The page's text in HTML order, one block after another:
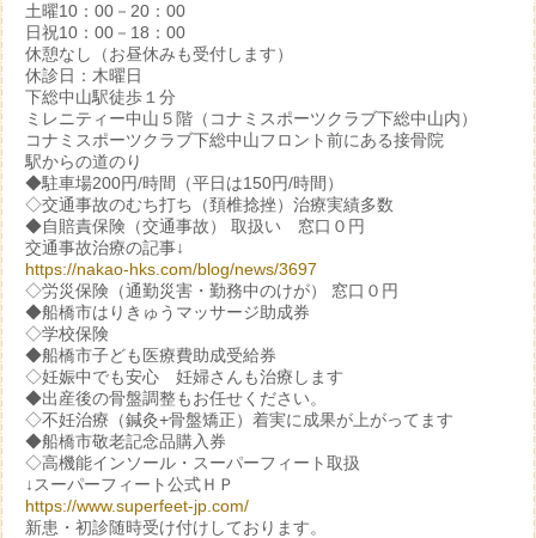
土曜10：00－20：00
日祝10：00－18：00
休憩なし（お昼休みも受付します）
休診日：木曜日
下総中山駅徒歩１分
ミレニティー中山５階（コナミスポーツクラブ下総中山内）
コナミスポーツクラブ下総中山フロント前にある接骨院
駅からの道のり
◆駐車場200円/時間（平日は150円/時間）
◇交通事故のむち打ち（頚椎捻挫）治療実績多数
◆自賠責保険（交通事故） 取扱い 窓口０円
交通事故治療の記事↓
https://nakao-hks.com/blog/news/3697
◇労災保険（通勤災害・勤務中のけが） 窓口０円
◆船橋市はりきゅうマッサージ助成券
◇学校保険
◆船橋市子ども医療費助成受給券
◇妊娠中でも安心 妊婦さんも治療します
◆出産後の骨盤調整もお任せください。
◇不妊治療（鍼灸+骨盤矯正）着実に成果が上がってます
◆船橋市敬老記念品購入券
◇高機能インソール・スーパーフィート取扱
↓スーパーフィート公式ＨＰ
https://www.superfeet-jp.com/
新患・初診随時受け付けしております。